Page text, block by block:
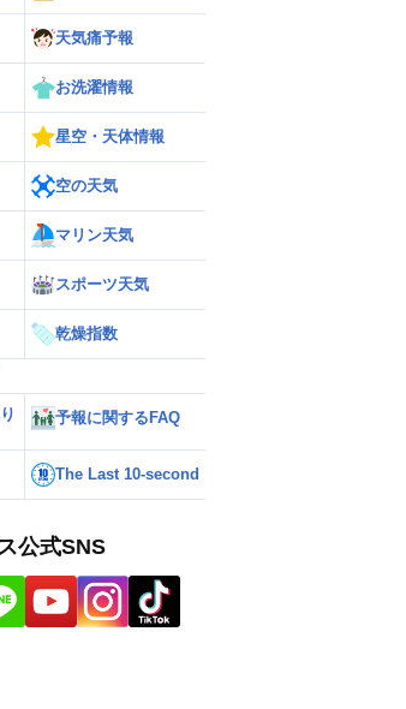
レーダー天気痛予報
お洗濯情報
星空・天体情報
空の天気
マリン天気
スポーツ天気
乾燥指数
予報に関するFAQ
The Last 10-second
公式SNS